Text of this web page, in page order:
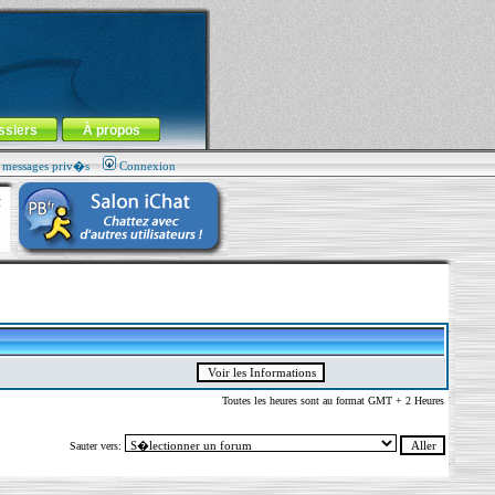
À propos
priv�s Connexion
Toutes les heures sont au format GMT + 2 Heures
Sauter vers: